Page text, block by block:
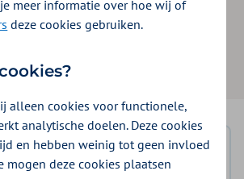
meer informatie over hoe wij of
deze cookies gebruiken.
alleen cookies voor functionele,
analytische doelen. Deze cookies
en hebben weinig tot geen invloed
mogen deze cookies plaatsen